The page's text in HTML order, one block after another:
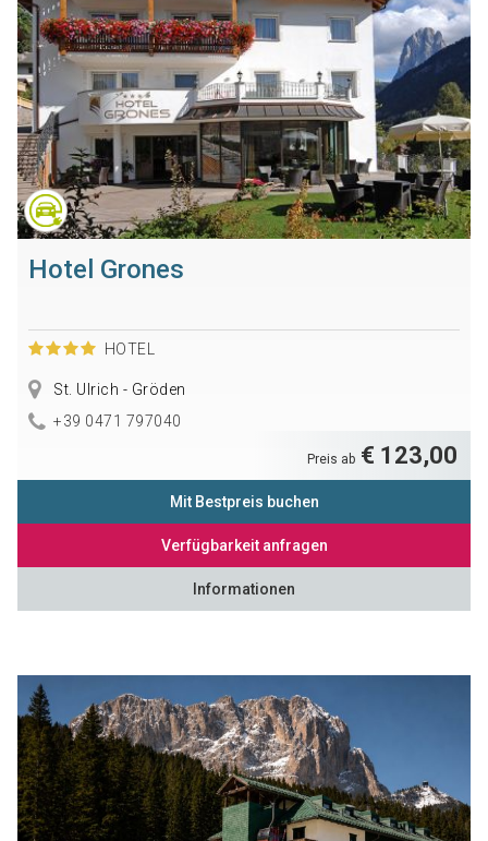
Hotel Grones
HOTEL
St. Ulrich - Gröden
+39 0471 797040
Preis ab € 123,00
Mit Bestpreis buchen
Verfügbarkeit anfragen
Informationen